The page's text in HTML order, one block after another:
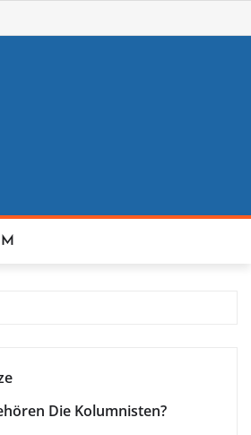
Die Kolumnisten?